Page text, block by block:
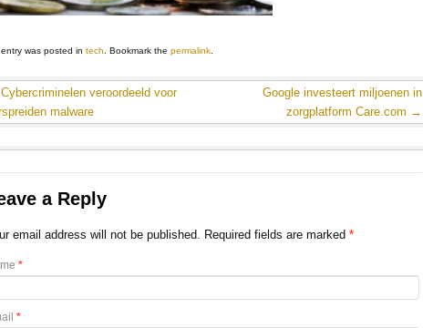
entry was posted intech . Bookmark thepermalink
Cybercriminelen veroordeeld voor
malware
Google investeert miljoenen in
zorgplatform Care.com →
a Reply
email address will not be published. Required fields are marked*
*
*